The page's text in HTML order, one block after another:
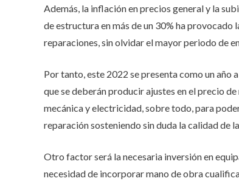
Además, la inflación en precios general y la
de estructura en más de un 30% ha provocado
reparaciones, sin olvidar el mayor periodo de
Por tanto, este 2022 se presenta como un año
que se deberán producir ajustes en el precio
mecánica y electricidad, sobre todo, para
reparación sosteniendo sin duda la calidad de
Otro factor será la necesaria inversión en
necesidad de incorporar mano de obra